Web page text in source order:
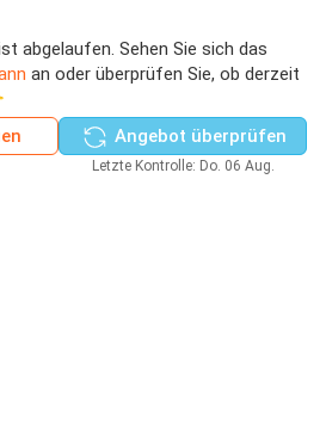
abgelaufen. Sehen Sie sich das
an oder überprüfen Sie, ob derzeit
Angebot überprüfen
Letzte Kontrolle: Do. 06 Aug.